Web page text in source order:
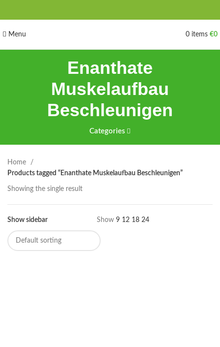
Menu 0 items €0
Enanthate
Muskelaufbau
Beschleunigen
Categories
Home
Products tagged “Enanthate Muskelaufbau Beschleunigen”
Showing the single result
Show sidebar Show 9 12 18 24